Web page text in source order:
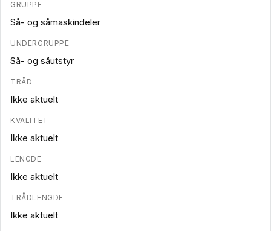
GRUPPE
Så- og såmaskindeler
UNDERGRUPPE
Så- og såutstyr
TRÅD
Ikke aktuelt
KVALITET
Ikke aktuelt
LENGDE
Ikke aktuelt
TRÅDLENGDE
Ikke aktuelt